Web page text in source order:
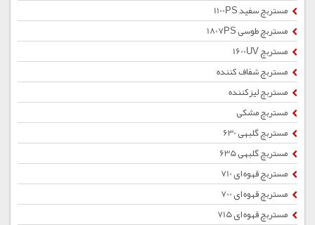
مستربچ سفید 1100PS
مستربچ طوسی 1807PS
مستربچ 1600UV
مستربچ شفاف کننده
مستربچ لیزکننده
مستربچ مشکی
مستربچ گلبهی 630
مستربچ گلبهی 635
مستربچ قهوه ای 710
مستربچ قهوه ای 700
مستربچ قهوه ای 715